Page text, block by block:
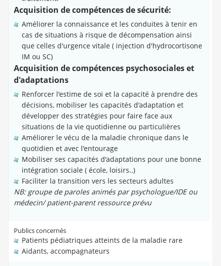
Acquisition de compétences de sécurité:
Améliorer la connaissance et les conduites à tenir en
cas de situations à risque de décompensation ainsi
que celles d'urgence vitale ( injection d'hydrocortisone
IM ou SC)
Acquisition de compétences psychosociales et
d'adaptations
Renforcer l'estime de soi et la capacité à prendre des
décisions, mobiliser les capacités d'adaptation et
développer des stratégies pour faire face aux
situations de la vie quotidienne ou particulières
Améliorer le vécu de la maladie chronique dans le
quotidien et avec l'entourage
Mobiliser ses capacités d'adaptations pour une bonne
intégration sociale ( école, loisirs..)
Faciliter la transition vers les secteurs adultes
NB: groupe de paroles animés par psychologue/IDE ou
médecin/ patient-parent ressource prévu
Publics concernés
Patients pédiatriques atteints de la maladie rare
Aidants, accompagnateurs